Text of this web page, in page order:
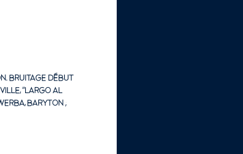
BRUITAGE DÉBUT
"LARGO AL
BARYTON ;